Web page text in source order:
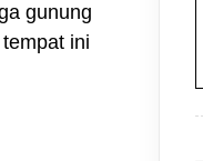
gunung
ini